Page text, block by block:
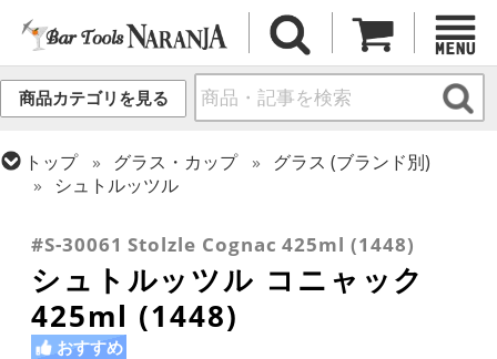
商品カテゴリを見る
トップ グラス・カップ
グラス (ブランド別)
シュトルッツル
ブランデー・グラッパグラス
#S-30061 Stolzle Cognac 425ml (1448)
シュトルッツル コニャック
425ml (1448)
おすすめ